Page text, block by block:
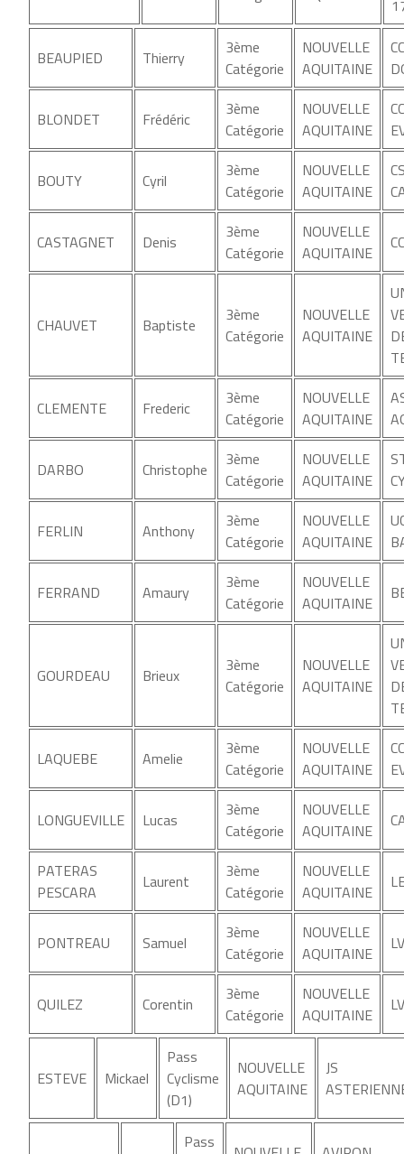
BEAUPIED Thierry
3ème
Catégorie
NOUVELLE
AQUITAINE
BLONDET Frédéric
3ème
Catégorie
NOUVELLE
AQUITAINE
BOUTY Cyril
3ème
Catégorie
NOUVELLE
AQUITAINE
CASTAGNET Denis
3ème
Catégorie
NOUVELLE
AQUITAINE
CHAUVET Baptiste
3ème
Catégorie
NOUVELLE
AQUITAINE
CLEMENTE Frederic
3ème
Catégorie
NOUVELLE
AQUITAINE
DARBO Christophe
3ème
Catégorie
NOUVELLE
AQUITAINE
FERLIN Anthony
3ème
Catégorie
NOUVELLE
AQUITAINE
FERRAND Amaury
3ème
Catégorie
NOUVELLE
AQUITAINE
GOURDEAU Brieux
3ème
Catégorie
NOUVELLE
AQUITAINE
LAQUEBE Amelie
3ème
Catégorie
NOUVELLE
AQUITAINE
LONGUEVILLE Lucas
3ème
Catégorie
NOUVELLE
AQUITAINE
PATERAS
PESCARA
Laurent
3ème
Catégorie
NOUVELLE
AQUITAINE
PONTREAU Samuel
3ème
Catégorie
NOUVELLE
AQUITAINE
QUILEZ Corentin
3ème
Catégorie
NOUVELLE
AQUITAINE
ESTEVE Mickael
Pass
Cyclisme
(D1)
NOUVELLE
AQUITAINE
JS
Pass